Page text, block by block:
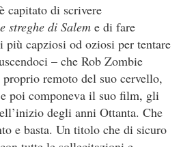
capitato di scrivere
streghe di Salem e di fare
capziosi od oziosi per tentare
– che Rob Zombie
remoto del suo cervello,
poi componeva il suo film, gli
degli anni Ottanta. Che
e basta. Un titolo che di sicuro